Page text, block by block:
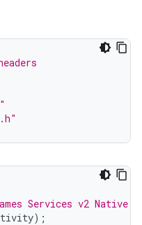
Services v2 Native
);